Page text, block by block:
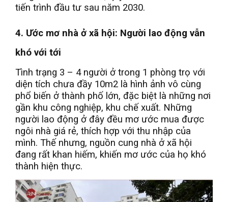
tiến trình đầu tư sau năm 2030.
4. Ước mơ nhà ở xã hội: Người lao động vẫn
khó với tới
Tình trạng 3 – 4 người ở trong 1 phòng trọ với
diện tích chưa đầy 10m2 là hình ảnh vô cùng
phổ biến ở thành phố lớn, đặc biệt là những nơi
gần khu công nghiệp, khu chế xuất. Những
người lao động ở đây đều mơ ước mua được
ngôi nhà giá rẻ, thích hợp với thu nhập của
mình. Thế nhưng, nguồn cung nhà ở xã hội
đang rất khan hiếm, khiến mơ ước của họ khó
thành hiện thực.